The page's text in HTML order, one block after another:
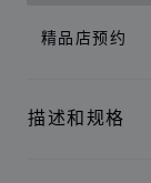
精品店预约
描述和规格